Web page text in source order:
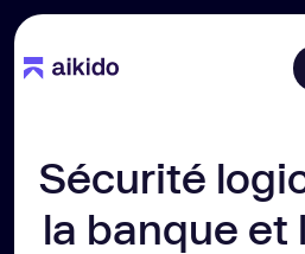
Sécurité
la banque et